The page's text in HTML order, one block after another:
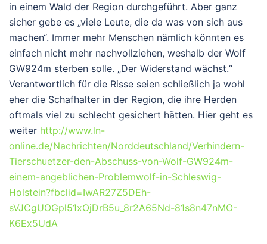
in einem Wald der Region durchgeführt. Aber ganz
sicher gebe es „viele Leute, die da was von sich aus
machen“. Immer mehr Menschen nämlich könnten es
einfach nicht mehr nachvollziehen, weshalb der Wolf
GW924m sterben solle. „Der Widerstand wächst.“
Verantwortlich für die Risse seien schließlich ja wohl
eher die Schafhalter in der Region, die ihre Herden
oftmals viel zu schlecht gesichert hätten. Hier geht es
weiter http://www.ln-
online.de/Nachrichten/Norddeutschland/Verhindern-
Tierschuetzer-den-Abschuss-von-Wolf-GW924m-
einem-angeblichen-Problemwolf-in-Schleswig-
Holstein?fbclid=IwAR27Z5DEh-
sVJCgUOGpl51xOjDrB5u_8r2A65Nd-81s8n47nMO-
K6Ex5UdA